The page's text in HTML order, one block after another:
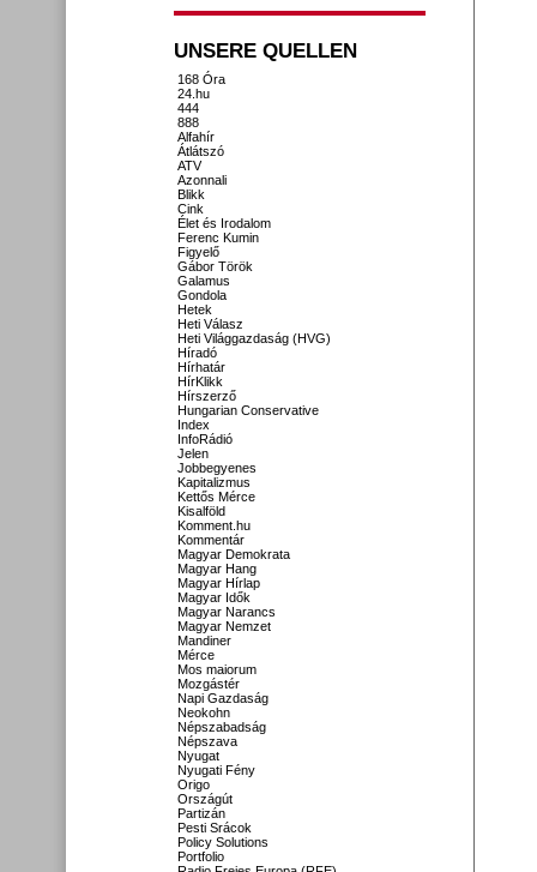
UNSERE QUELLEN
168 Óra
24.hu
444
888
Alfahír
Átlátszó
ATV
Azonnali
Blikk
Cink
Élet és Irodalom
Ferenc Kumin
Figyelő
Gábor Török
Galamus
Gondola
Hetek
Heti Válasz
Heti Világgazdaság (HVG)
Híradó
Hírhatár
HírKlikk
Hírszerző
Hungarian Conservative
Index
InfoRádió
Jelen
Jobbegyenes
Kapitalizmus
Kettős Mérce
Kisalföld
Komment.hu
Kommentár
Magyar Demokrata
Magyar Hang
Magyar Hírlap
Magyar Idők
Magyar Narancs
Magyar Nemzet
Mandiner
Mérce
Mos maiorum
Mozgástér
Napi Gazdaság
Neokohn
Népszabadság
Népszava
Nyugat
Nyugati Fény
Origo
Országút
Partizán
Pesti Srácok
Policy Solutions
Portfolio